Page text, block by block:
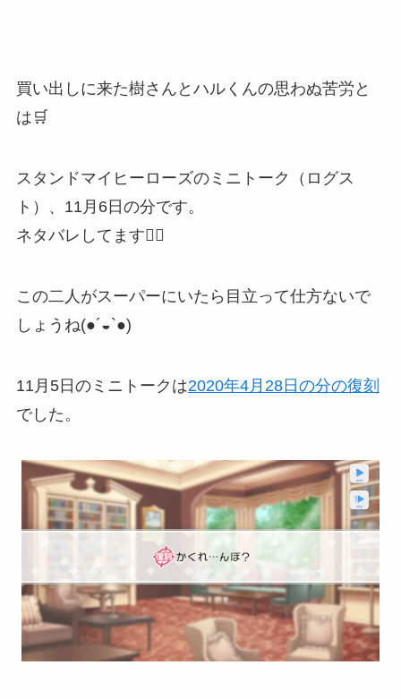
買い出しに来た樹さんとハルくんの思わぬ苦労と
は🛒
スタンドマイヒーローズのミニトーク（ログス
ト）、11月6日の分です。
ネタバレしてます🙇‍♂️
この二人がスーパーにいたら目立って仕方ないで
しょうね(●´◒`●)
11月5日のミニトークは2020年4月28日の分の復刻
でした。